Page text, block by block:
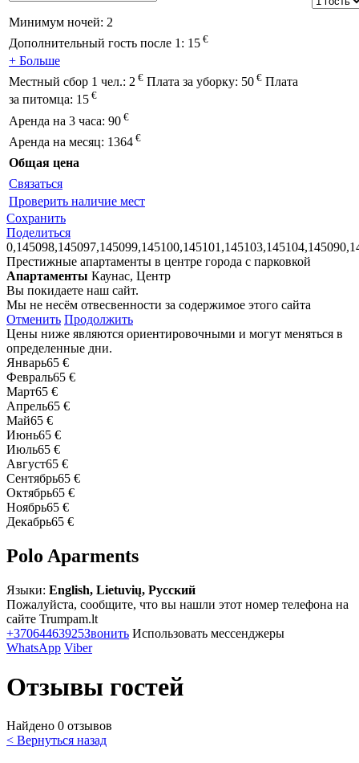
Минимум ночей: 2
Дополнительный гость после 1: 15 €
+ Больше
Местный сбор 1 чел.: 2 € Плата за уборку: 50 € Плата
за питомца: 15 €
Аренда на 3 часа: 90 €
Аренда на месяц: 1364 €
Общая цена
Связаться
Проверить наличие мест
Сохранить
Поделиться
Престижные апартаменты в центре города с парковкой
Апартаменты Каунас, Центр
Вы покидаете наш сайт.
Мы не несём отвесвенности за содержимое этого сайта
Отменить Продолжить
Цены ниже являются ориентировочными и могут меняться в
определенные дни.
Январь65 €
Февраль65 €
Март65 €
Апрель65 €
Май65 €
Июнь65 €
Июль65 €
Август65 €
Сентябрь65 €
Октябрь65 €
Ноябрь65 €
Декабрь65 €
Polo Aparments
Языки: English, Lietuvių, Русский
Пожалуйста, сообщите, что вы нашли этот номер телефона на
сайте Trumpam.lt
+37064463925Звонить Использовать мессенджеры
WhatsApp Viber
Отзывы гостей
Найдено 0 отзывов
< Вернуться назад